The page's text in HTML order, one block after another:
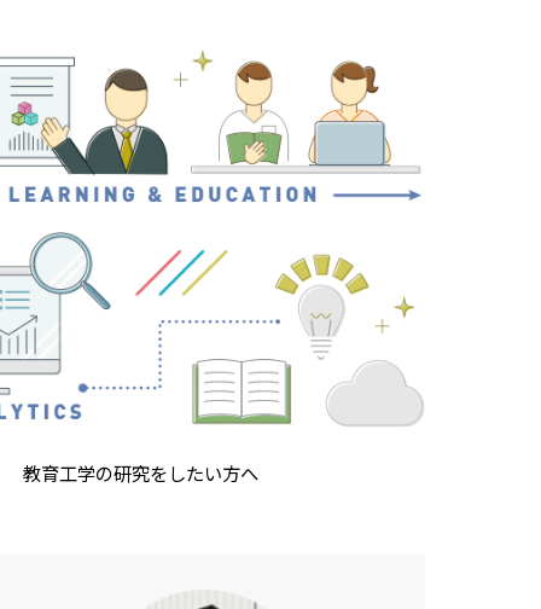
教育工学の研究をしたい方へ